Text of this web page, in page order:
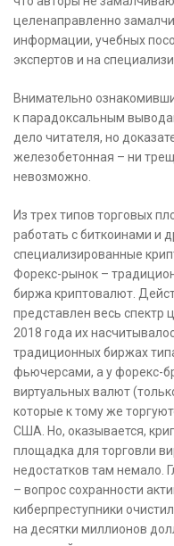
целенаправленно
информации, учебных
экспертов и на
Внимательно
к парадоксальным
дело читателя, но
железобетонная – ни
невозможно.
Из трех типов торговых
работать с биткоинами и
специализированные
Форекс-рынок –
биржа криптовалют.
представлен весь
2018 года их
традиционных биржах
фьючерсами, а у форекс-
виртуальных валют
которые к тому же
США. Но, оказывается,
площадка для торговли
недостатков там немало.
– вопрос сохранности
киберпреступники
на десятки миллионов